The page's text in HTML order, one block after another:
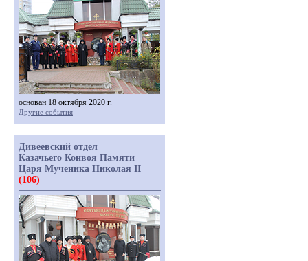
основан 18 октября 2020 г.
Другие события
Дивеевский отдел
Казачьего Конвоя Памяти
Царя Мученика Николая II
(106)